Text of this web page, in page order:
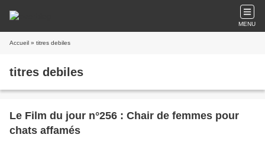
MENU
Accueil » titres debiles
titres debiles
Le Film du jour n°256 : Chair de femmes pour
chats affamés